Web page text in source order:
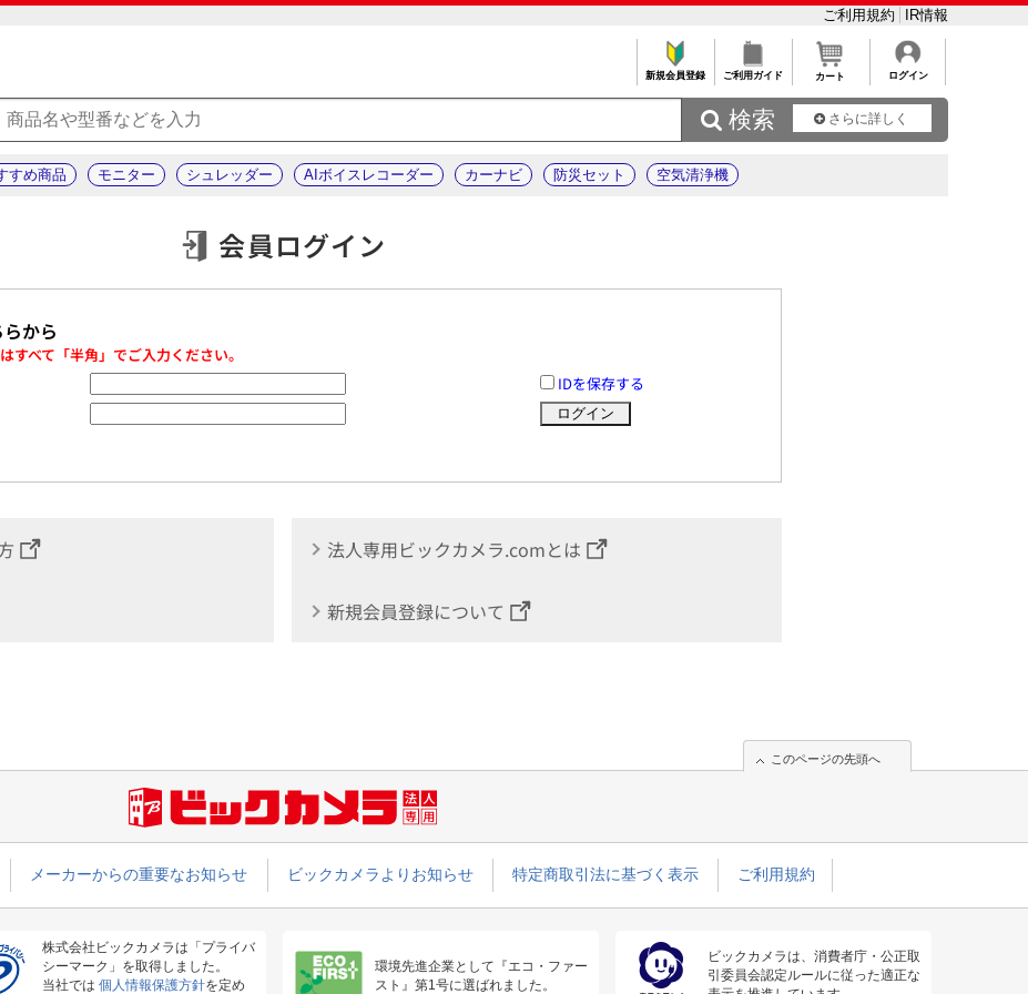
ご利用規約 IR情報
新規会員登録 ご利用ガイド カート ログイン
 検索 さらに詳しく
すめ商品 モニター シュレッダー AIボイスレコーダー カーナビ 防災セット 空気清浄機
会員ログイン
から
すべて「半角」でご入力ください。
IDを保存する
法人専用ビックカメラ.comとは
新規会員登録について
このページの先頭へ
メーカーからの重要なお知らせ ビックカメラよりお知らせ 特定商取引法に基づく表示 ご利用規約
株式会社ビックカメラは「プライバ
シーマーク」を取得しました。
当社では 個人情報保護方針を定め
環境先進企業として『エコ・ファー
スト』第1号に選ばれました。
ビックカメラは、消費者庁・公正取
引委員会認定ルールに従った適正な